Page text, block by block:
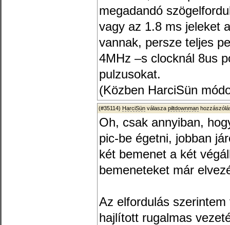
megadandó
vagy az 1.8 ms jeleket
vannak, persze teljes
4MHz –s clocknál 8us
pulzusokat.
(Közben HarciSün
(#35114) HarciSün válasza piltdownman
Oh, csak annyiban,
pic-be égetni, jobban
két bemenet a két
bemeneteket már
Az elfordulás
hajlított rugalmas